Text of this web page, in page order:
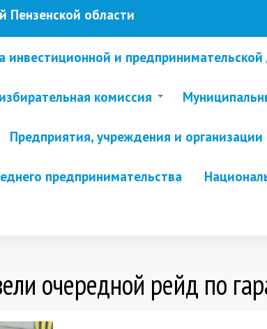
области
инвестиционной и предпринимательской
комиссия
Предприятия, учреждения и организации
предпринимательства
очередной рейд по